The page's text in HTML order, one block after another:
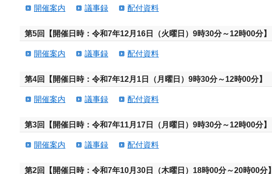
開催案内 議事録 配付資料
第5回【開催日時：令和7年12月16日（火曜日）9時30分～12時00分】
開催案内 議事録 配付資料
第4回【開催日時：令和7年12月1日（月曜日）9時30分～12時00分】
開催案内 議事録 配付資料
第3回【開催日時：令和7年11月17日（月曜日）9時30分～12時00分】
開催案内 議事録 配付資料
第2回【開催日時：令和7年10月30日（木曜日）18時00分～20時00分】